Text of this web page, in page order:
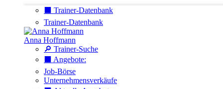
⬛️ Trainer-Datenbank
Trainer-Datenbank
Anna Hoffmann
🔎 Trainer-Suche
⬛️ Angebote:
Job-Börse
Unternehmensverkäufe